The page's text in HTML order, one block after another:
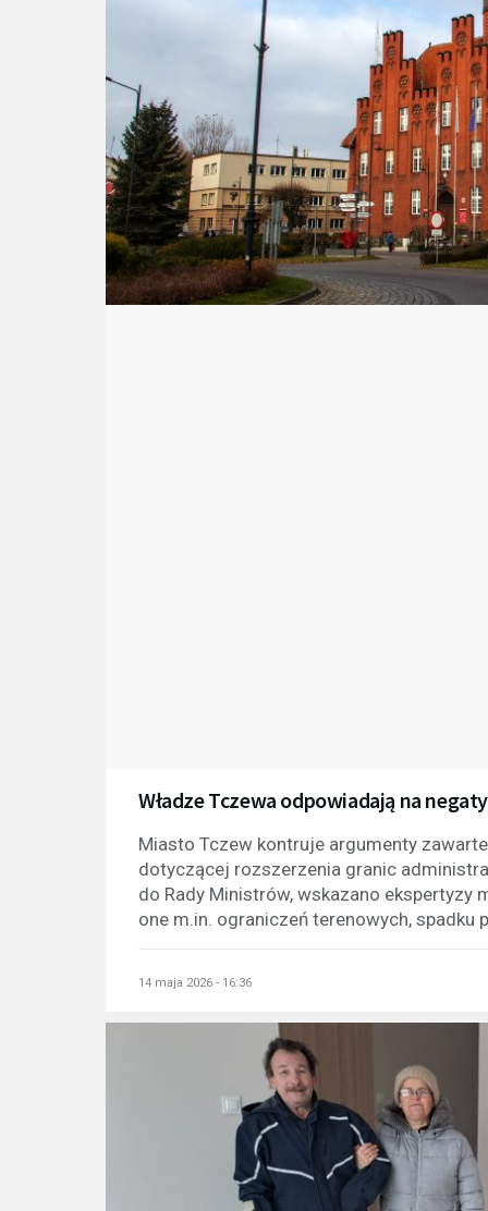
Władze Tczewa odpowiadają na
Miasto Tczew kontruje argumenty
dotyczącej rozszerzenia granic
do Rady Ministrów, wskazano ekspertyzy
one m.in. ograniczeń terenowych, spadku
14 maja 2026 - 16:36